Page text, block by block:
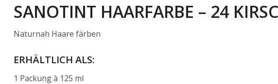
SANOTINT HAARFARBE – 24
Naturnah Haare färben
ERHÄLTLICH ALS:
1 Packung à 125 ml